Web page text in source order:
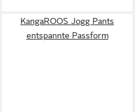
KangaROOS Jogg Pants
entspannte Passform